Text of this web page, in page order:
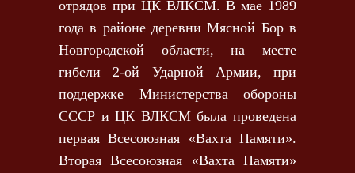
отрядов при ЦК ВЛКСМ. В мае 1989
года в районе деревни Мясной Бор в
Новгородской области, на месте
гибели 2-ой Ударной Армии, при
поддержке Министерства обороны
СССР и ЦК ВЛКСМ была проведена
первая Всесоюзная «Вахта Памяти».
Вторая Всесоюзная «Вахта Памяти»